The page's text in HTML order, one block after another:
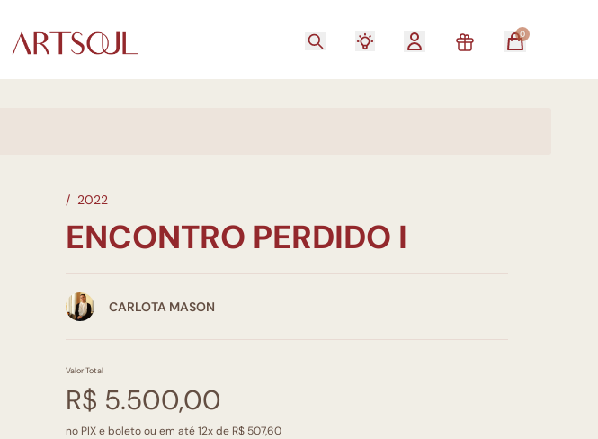
0
/ 2022
ENCONTRO PERDIDO I
CARLOTA MASON
Valor Total
R$ 5.500,00
no PIX e boleto ou em até 12x de R$ 507,60